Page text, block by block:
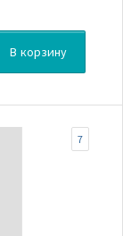
В корзину
7